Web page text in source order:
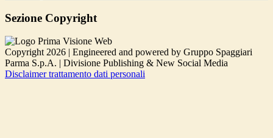
Sezione Copyright
Copyright 2026 | Engineered and powered by Gruppo Spaggiari
Parma S.p.A. | Divisione Publishing & New Social Media
Disclaimer trattamento dati personali